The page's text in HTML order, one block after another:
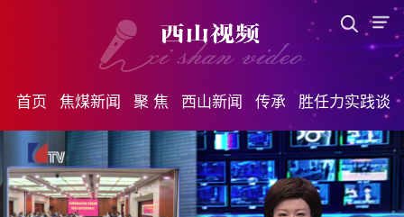
首页 焦煤新闻 聚 焦 西山新闻 传承 胜任力实践谈